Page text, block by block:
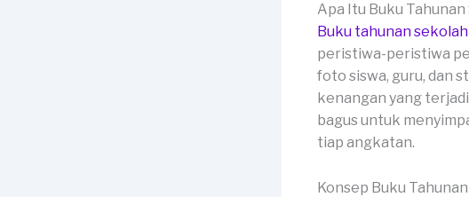
Apa Itu Buku Tahunan
Buku tahunan sekolah
peristiwa-peristiwa
foto siswa, guru, dan
kenangan yang
bagus untuk
tiap angkatan.
Konsep Buku